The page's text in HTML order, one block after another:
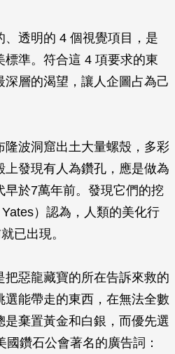
透明的 4 個視覺項目，是
標準。符合這 4 項要求的東
層的渴望，讓人企圖占為己
隆波洞窟出土大量螺殼，多彩
上發現有人為鑽孔，應是做為
早於7萬年前。發現它們的挖
）認為，人類的美化行
已出現。
惡龍藏寶的所在告訴來救的
能帶走的東西，在無法全數
棄置黃金和白銀，而優先選
鑽石公會著名的廣告詞：